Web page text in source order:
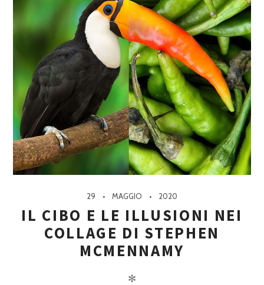
29 MAGGIO 2020
IL CIBO E LE ILLUSIONI NEI
COLLAGE DI STEPHEN
MCMENNAMY
✻